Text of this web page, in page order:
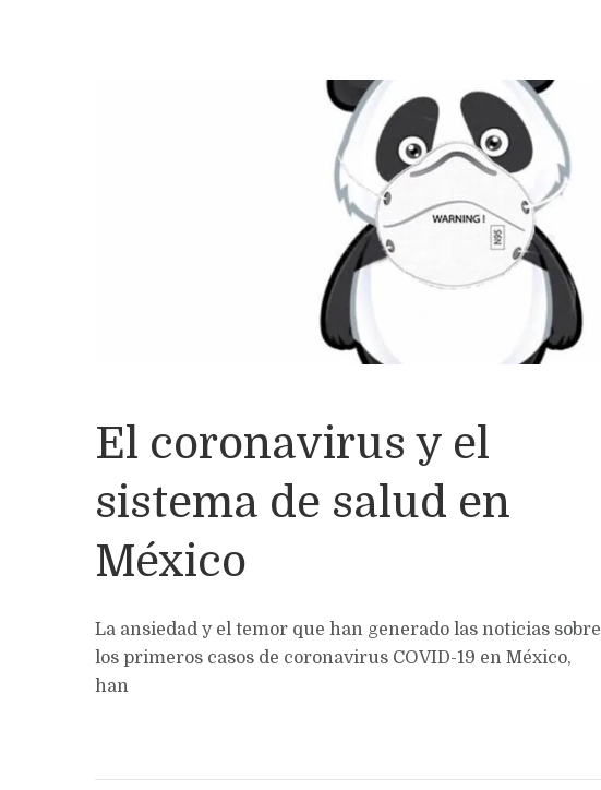
El coronavirus y el
sistema de salud en
México
La ansiedad y el temor que han generado las noticias sobre
los primeros casos de coronavirus COVID-19 en México,
han